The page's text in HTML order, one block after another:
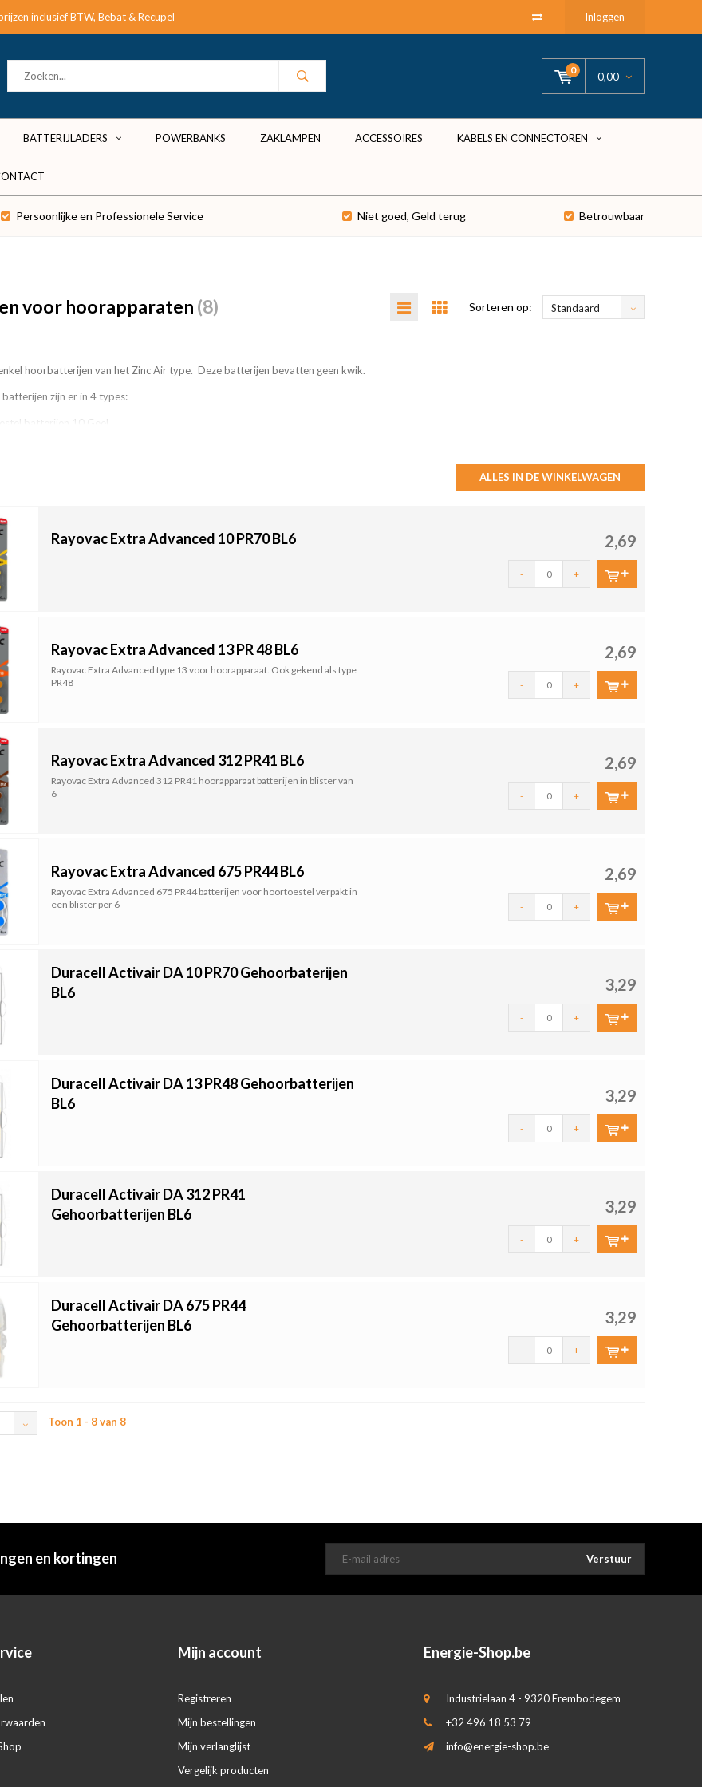
inclusief BTW, Bebat & Recupel Inloggen
0
0,00
BATTERIJLADERS POWERBANKS ZAKLAMPEN ACCESSOIRES KABELS EN CONNECTOREN
Persoonlijke en Professionele Service Niet goed, Geld terug Betrouwbaar
voor hoorapparaten (8) Sorteren op: Standaard
hoorbatterijen van het Zinc Air type. Deze batterijen bevatten geen kwik.
zijn er in 4 types:
batterijen 10 Geel
batterijen 13 Oranje
ALLES IN DE WINKELWAGEN
Rayovac Extra Advanced 10 PR70 BL6 2,69
- +
Rayovac Extra Advanced 13 PR 48 BL6
Rayovac Extra Advanced type 13 voor hoorapparaat. Ook gekend als type
PR48
2,69
- +
Rayovac Extra Advanced 312 PR41 BL6
Rayovac Extra Advanced 312 PR41 hoorapparaat batterijen in blister van
6
2,69
- +
Rayovac Extra Advanced 675 PR44 BL6
Rayovac Extra Advanced 675 PR44 batterijen voor hoortoestel verpakt in
een blister per 6
2,69
- +
Duracell Activair DA 10 PR70 Gehoorbaterijen
BL6
3,29
- +
Duracell Activair DA 13 PR48 Gehoorbatterijen
BL6
3,29
- +
Duracell Activair DA 312 PR41
Gehoorbatterijen BL6
3,29
- +
Duracell Activair DA 675 PR44
Gehoorbatterijen BL6
3,29
- +
Toon 1 - 8 van 8
en kortingen Verstuur
Mijn account
Registreren
Mijn bestellingen
Mijn verlanglijst
Vergelijk producten
Energie-Shop.be
Industrielaan 4 - 9320 Erembodegem
+32 496 18 53 79
info@energie-shop.be